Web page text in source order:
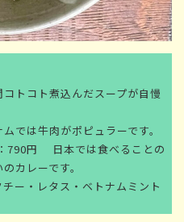
トコト煮込んだスープが自慢
では牛肉がポピュラーです。
790円 日本では食べることの
カレーです。
ー・レタス・ベトナムミント